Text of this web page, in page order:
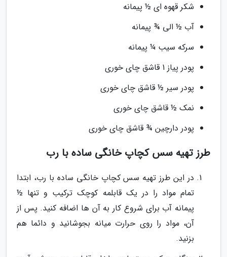
شکر قهوه ای ½ پیمانه
آب ½ الی ¾ پیمانه
سرکه سیب ¼ پیمانه
پودر پیاز 1 قاشق چای خوری
پودر سیر ½ قاشق چای خوری
نمک ½ قاشق چای خوری
پودر دارچین ¾ قاشق چای خوری
طرز تهیه سس کچاپ خانگی ساده با رب
در این طرز تهیه سس کچاپ خانگی ساده با رب، ابتدا
تمام مواد را در یک قابلمه کوچک ترکیب و تنها ½
پیمانه آب برای شروع کار به آن ها اضافه کنید. پس از
آن، مواد را روی حرارت میانه بجوشانید و دائما هم
بزنید.